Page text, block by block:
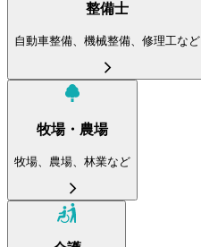
整備士
自動車整備、機械整備、修理工など
牧場・農場
牧場、農場、林業など